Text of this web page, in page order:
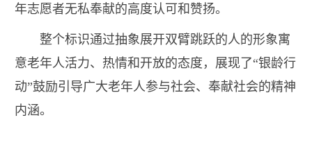
年志愿者无私奉献的高度认可和赞扬。
整个标识通过抽象展开双臂跳跃的人的形象寓
意老年人活力、热情和开放的态度，展现了“银龄行
动”鼓励引导广大老年人参与社会、奉献社会的精神
内涵。